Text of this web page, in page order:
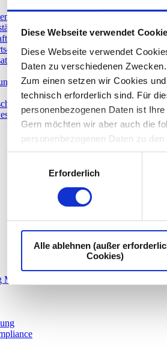
Diese Webseite verwendet
Diese Webseite verwendet
Daten zu verschiedenen Zwecken.
Zum einen setzen wir Cookies
technisch erforderlich sind. Für
personenbezogenen Daten ist
Gern möchten wir aber auch die
personenbezogenen Daten zu
Erforderlich
Alle ablehnen (außer
Cookies)
und
undPrivatpersonen
Beratung
Controlling